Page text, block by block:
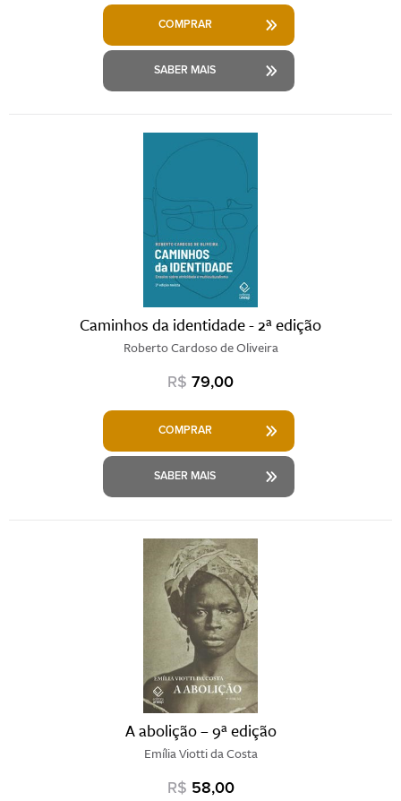
COMPRAR
SABER MAIS
Caminhos da identidade - 2ª edição
Roberto Cardoso de Oliveira
R$ 79,00
COMPRAR
SABER MAIS
A abolição – 9ª edição
Emília Viotti da Costa
R$ 58,00